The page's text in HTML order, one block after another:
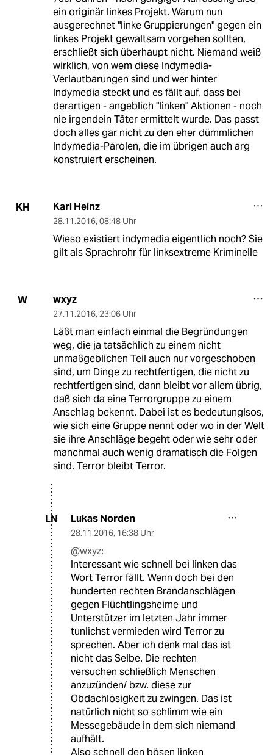
ein originär linkes Projekt. Warum nun
ausgerechnet "linke Gruppierungen" gegen ein
linkes Projekt gewaltsam vorgehen sollten,
erschließt sich überhaupt nicht. Niemand weiß
wirklich, von wem diese Indymedia-
Verlautbarungen sind und wer hinter
Indymedia steckt und es fällt auf, dass bei
derartigen - angeblich "linken" Aktionen - noch
nie irgendein Täter ermittelt wurde. Das passt
doch alles gar nicht zu den eher dümmlichen
Indymedia-Parolen, die im übrigen auch arg
konstruiert erscheinen.
KH Karl Heinz
28.11.2016, 08:48 Uhr
Wieso existiert indymedia eigentlich noch? Sie
gilt als Sprachrohr für linksextreme Kriminelle
W wxyz
27.11.2016, 23:06 Uhr
Läßt man einfach einmal die Begründungen
weg, die ja tatsächlich zu einem nicht
unmaßgeblichen Teil auch nur vorgeschoben
sind, um Dinge zu rechtfertigen, die nicht zu
rechtfertigen sind, dann bleibt vor allem übrig,
daß sich da eine Terrorgruppe zu einem
Anschlag bekennt. Dabei ist es bedeutunglsos,
wie sich eine Gruppe nennt oder wo in der Welt
sie ihre Anschläge begeht oder wie sehr oder
manchmal auch wenig dramatisch die Folgen
sind. Terror bleibt Terror.
LN Lukas Norden
28.11.2016, 16:38 Uhr
@wxyz:
Interessant wie schnell bei linken das
Wort Terror fällt. Wenn doch bei den
hunderten rechten Brandanschlägen
gegen Flüchtlingsheime und
Unterstützer im letzten Jahr immer
tunlichst vermieden wird Terror zu
sprechen. Aber ich denk mal das ist
nicht das Selbe. Die rechten
versuchen schließlich Menschen
anzuzünden/ bzw. diese zur
Obdachlosigkeit zu zwingen. Das ist
natürlich nicht so schlimm wie ein
Messegebäude in dem sich niemand
aufhält.
Also schnell den bösen linken